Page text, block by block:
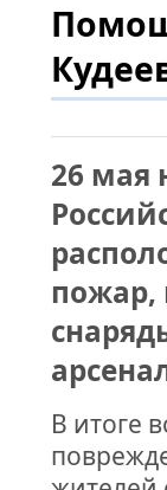
СОВЕТА
«УРАЛ»
ПОЖАРОВ
ДРУЖБА НЕ
ВСТРЕЧА
В ДОМЕ
ВНОВЬ О
26 мая
пожар,
В итоге